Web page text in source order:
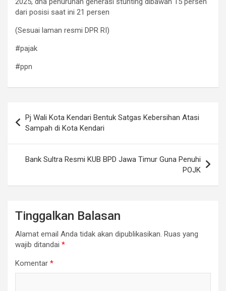
dari posisi saat ini 21 persen
(Sesuai laman resmi DPR RI)
#pajak
#ppn
pos
Pj Wali Kota Kendari Bentuk Satgas Kebersihan Atasi
Sampah di Kota Kendari
Bank Sultra Resmi KUB BPD Jawa Timur Guna Penuhi
POJK
Tinggalkan Balasan
Alamat email Anda tidak akan dipublikasikan. Ruas yang
wajib ditandai *
Komentar *